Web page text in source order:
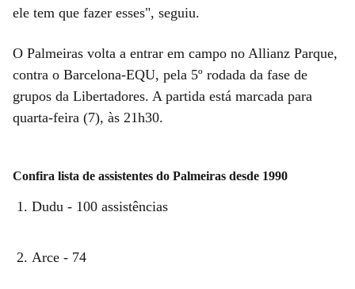
ele tem que fazer esses", seguiu.
O Palmeiras volta a entrar em campo no Allianz Parque,
contra o Barcelona-EQU, pela 5º rodada da fase de
grupos da Libertadores. A partida está marcada para
quarta-feira (7), às 21h30.
Confira lista de assistentes do Palmeiras desde 1990
Dudu - 100 assistências
Arce - 74